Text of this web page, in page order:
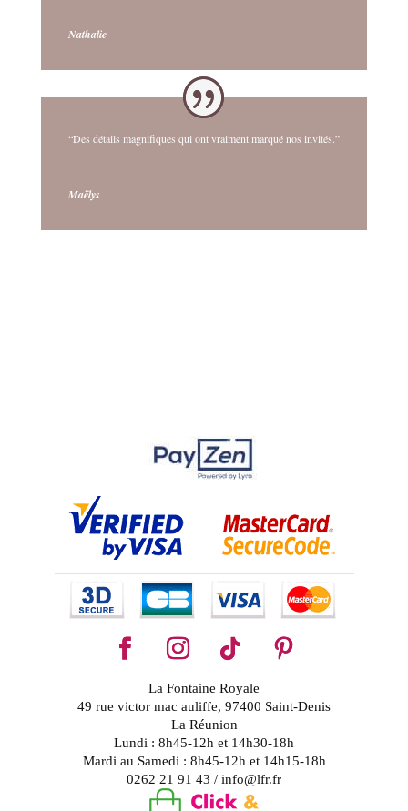
Nathalie
“Des détails magnifiques qui ont vraiment marqué nos invités.”
Maëlys
La Fontaine Royale
49 rue victor mac auliffe, 97400 Saint-Denis
La Réunion
Lundi : 8h45-12h et 14h30-18h
Mardi au Samedi : 8h45-12h et 14h15-18h
0262 21 91 43 / info@lfr.fr